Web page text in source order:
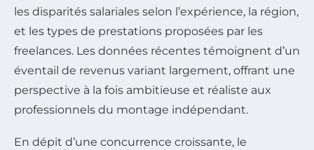
les disparités salariales selon l’expérience, la région,
et les types de prestations proposées par les
freelances. Les données récentes témoignent d’un
éventail de revenus variant largement, offrant une
perspective à la fois ambitieuse et réaliste aux
professionnels du montage indépendant.
En dépit d’une concurrence croissante, le